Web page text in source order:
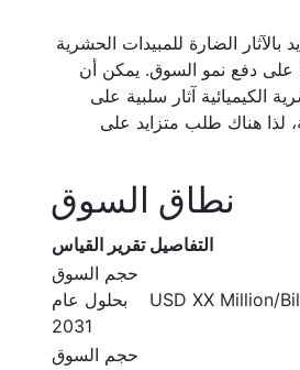
بالآثار الضارة للمبيدات الحشرية
على دفع نمو السوق. يمكن أن
الكيميائية آثار سلبية على
لذا هناك طلب متزايد على
نطاق السوق
تقرير القياس التفاصيل
حجم السوق
بحلول عام
2031
USD XX Million/
حجم السوق